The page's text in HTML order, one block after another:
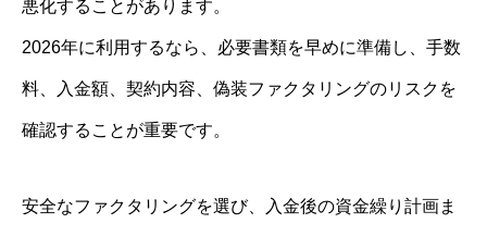
悪化することがあります。
2026年に利用するなら、必要書類を早めに準備し、手数
料、入金額、契約内容、偽装ファクタリングのリスクを
確認することが重要です。
安全なファクタリングを選び、入金後の資金繰り計画ま